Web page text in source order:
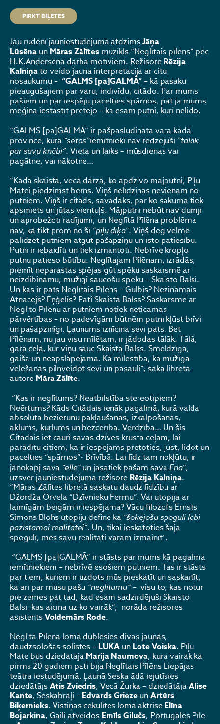
PIRKT BIĻETES
Jau rudenī jauniestudējumā atdzimsJāņa
Lūsēna un Māras Zālītes mūzikls “Neglītais pīlēns” pēc
H.K.Andersena darba motīviem. Režisore Rēzija
Kalniņato veido jaunā interpretācijā ar citu
nosaukumu – “GALMS [pa]GALMĀ”– kā pasaku
pieaugušajiem par varu, indivīdu, citādo. Par mums
pašiem un par iespēju pacelties spārnos, pat ja mums
mēģina iestāstīt pretējo – ka esam putni, kuri nelido.
“GALMS [pa]GALMĀ” ir pašpasludināta vara kādā
provincē, kurā “sētas”iemītnieki nav redzējuši “tālāk
par savu knābi”. Vieta un laiks – mūsdienas vai
pagātne, vai nākotne…
“Kādā skaistā, vecā dārzā, ko apdzīvo mājputni, Pīļu
Mātei piedzimst bērns. Viņš nelīdzinās nevienam no
putniem. Viņš ir citāds, savādāks, par ko sākumā tiek
apsmiets un jūtas vientuļš. Mājputni nebūt nav dumji
un aprobežoti radījumi, un Neglītā Pīlēna problēma
nav, kā tikt prom no šī“pīļu dīķa”. Viņš deg vēlmē
palīdzēt putniem atgūt pašapziņu un īsto patiesību.
Putni ir iebaidīti un tiek izmantoti. Nebrīve kropļo
putnu patieso būtību. Neglītajam Pīlēnam, izrādās,
piemīt neparastas spējas gūt spēku saskarsmē ar
neizdibināmu, mūžīgi saucošu spēku – Skaisto Balsi.
Un kas ir pats Neglītais Pīlēns – Gulbis? Nezināmais
Atnācējs? Eņģelis? Pati Skaistā Balss? Saskarsmē ar
Neglīto Pīlēnu ar putniem notiek neticamas
pārvērtības – no padevīgām būtnēm putni kļūst brīvi
un pašapzinīgi. Ļaunums iznīcina sevi pats. Bet
Pīlēnam, nu jau visu mīlētam, ir jādodas tālāk. Tālā,
garā ceļā, kur viņu sauc Skaistā Balss. Smeldzīga,
gaiša un neapslāpējama. Kā mīlestība, kā mūžīga
vēlēšanās pilnveidot sevi un pasauli”, saka libreta
autore Māra Zālīte.
“Kas ir neglītums? Neatbilstība stereotipiem?
Neērtums? Kāds Citādais ienāk pagalmā, kurā valda
absolūta bezierunu pakļaušanās, izkalpošanās,
aklums, kurlums un bezcerība. Verdzība… Un šis
Citādais iet cauri savas dzīves krusta ceļam, lai
parādītu citiem, ka ir iespējams pretoties, just, lidot un
pacelties “spārnos”- Brīvībā. Lai līdz tam nokļūtu, ir
jānokāpj savā “ellē” un jāsatiek pašam savaĒna”,
uzsver jauniestudējuma režisore Rēzija Kalniņa.
“Māras Zālītes libretā saskatu daudz līdzību ar
Džordža Orvela “Dzīvnieku Fermu”. Vai utopija ar
laimīgām beigām ir iespējama? Vācu filozofs Ernsts
Simons Blohs utopiju definē kā “šokējošu spoguli labi
pazīstamai realitātei”. Un, tikai ieskatoties šajā
spogulī, mēs savu realitāti varam izmainīt”.
“GALMS [pa]GALMĀ” ir stāsts par mums kā pagalma
iemītniekiem – nebrīvē esošiem putniem. Tas ir stāsts
par tiem, kuriem ir uzdots mūs pieskatīt un saskaitīt,
kā arī par mūsu pašu “neglītumu”– visu to, kas notur
pie zemes pat tad, kad esam sadzirdējuši Skaisto
Balsi, kas aicina uz ko vairāk”, norāda režisores
asistentsVoldemārs Rode.
Neglītā Pīlēna lomā dublēsies divas jaunās,
daudzsološās solistes – LUKA un Lote Voiska. Pīļu
Māte būs dziedātāja Marija Naumova, kura vairāk kā
pirms 20 gadiem pati bija Neglītais Pīlēns Liepājas
teātra iestudējumā. Ļaunā Seska ādā iejutīsies
dziedātājsAtis Zviedris, Vecā Žurka – dziedātājaAlise
Kante, Seskabrāļi – Edvards Grieze unArtūrs
Biķernieks. Vistiņas cekulītes lomā aktrise Elīna
Bojarkina, Gaili atveidos Emīls Gilučs, Portugāles Pīle